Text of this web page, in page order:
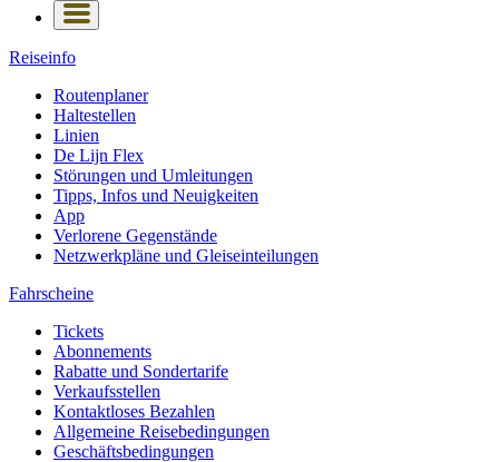
Reiseinfo
Routenplaner
Haltestellen
Linien
De Lijn Flex
Störungen und Umleitungen
Tipps, Infos und Neuigkeiten
App
Verlorene Gegenstände
Netzwerkpläne und Gleiseinteilungen
Fahrscheine
Tickets
Abonnements
Rabatte und Sondertarife
Verkaufsstellen
Kontaktloses Bezahlen
Allgemeine Reisebedingungen
Geschäftsbedingungen